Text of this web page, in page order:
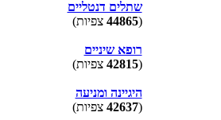
שתלים דנטליים
(
44865 צפיות)
רופא שיניים
(
42815 צפיות)
היגיינה ומניעה
(
42637 צפיות)